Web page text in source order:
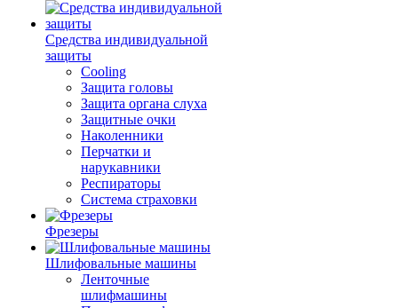
Средства индивидуальной
защиты
Cooling
Защита головы
Защита органа слуха
Защитные очки
Наколенники
Перчатки и
нарукавники
Респираторы
Система страховки
Фрезеры
Шлифовальные машины
Ленточные
шлифмашины